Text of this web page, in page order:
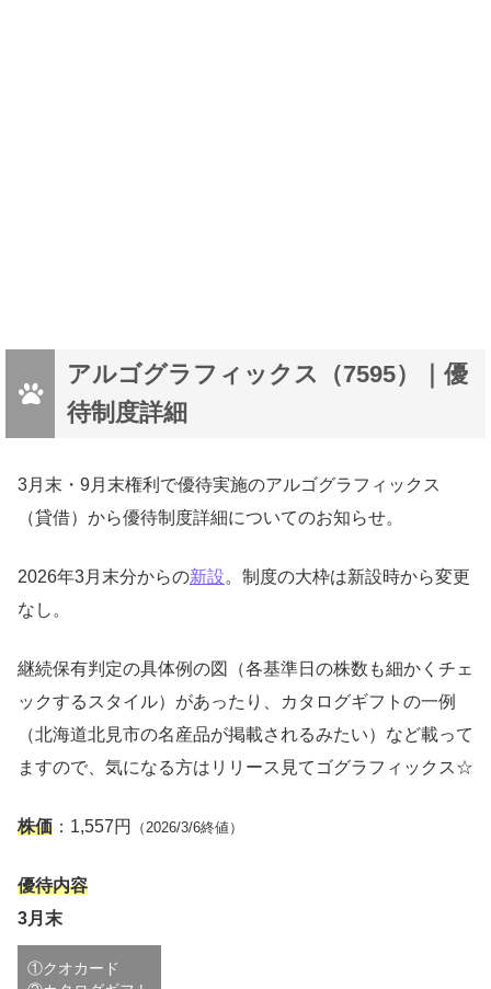
アルゴグラフィックス（7595）｜優
待制度詳細
3月末・9月末権利で優待実施のアルゴグラフィックス
（貸借）から優待制度詳細についてのお知らせ。
2026年3月末分からの新設。制度の大枠は新設時から変更
なし。
継続保有判定の具体例の図（各基準日の株数も細かくチェ
ックするスタイル）があったり、カタログギフトの一例
（北海道北見市の名産品が掲載されるみたい）など載って
ますので、気になる方はリリース見てゴグラフィックス☆
株価 ：1,557円 （2026/3/6終値）
優待内容
3月末
①クオカード